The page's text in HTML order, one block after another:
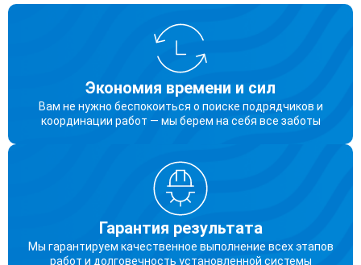
Экономия времени и сил
Вам не нужно беспокоиться о поиске подрядчиков и
координации работ — мы берем на себя все заботы
Гарантия результата
Мы гарантируем качественное выполнение всех этапов
работ и долговечность установленной системы